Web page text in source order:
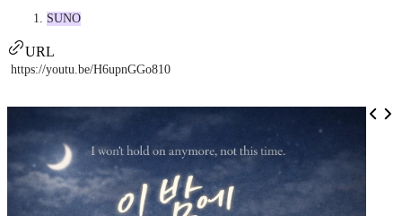
SUNO
URL
https://youtu.be/H6upnGGo810